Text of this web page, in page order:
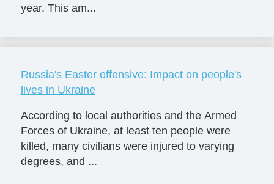
year. This am...
Russia's Easter offensive: Impact on people's
lives in Ukraine
According to local authorities and the Armed
Forces of Ukraine, at least ten people were
killed, many civilians were injured to varying
degrees, and ...